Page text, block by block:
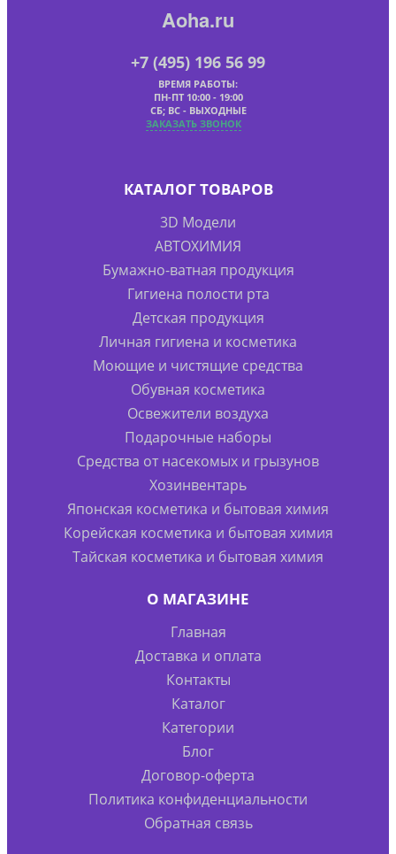
Aoha.ru
+7 (495) 196 56 99
ВРЕМЯ РАБОТЫ:
ПН-ПТ 10:00 - 19:00
СБ; ВС - ВЫХОДНЫЕ
ЗАКАЗАТЬ ЗВОНОК
КАТАЛОГ ТОВАРОВ
3D Модели
АВТОХИМИЯ
Бумажно-ватная продукция
Гигиена полости рта
Детская продукция
Личная гигиена и косметика
Моющие и чистящие средства
Обувная косметика
Освежители воздуха
Подарочные наборы
Средства от насекомых и грызунов
Хозинвентарь
Японская косметика и бытовая химия
Корейская косметика и бытовая химия
Тайская косметика и бытовая химия
О МАГАЗИНЕ
Главная
Доставка и оплата
Контакты
Каталог
Категории
Блог
Договор-оферта
Политика конфиденциальности
Обратная связь